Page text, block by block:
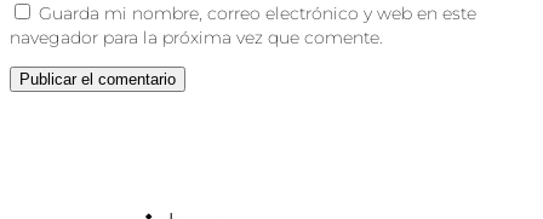
Guarda mi nombre, correo electrónico y web en este
navegador para la próxima vez que comente.